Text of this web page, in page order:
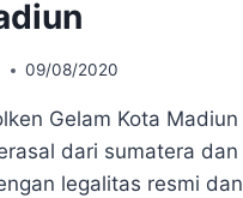
09/08/2020
Gelam Kota Madiun |
dari sumatera dan
legalitas resmi dan